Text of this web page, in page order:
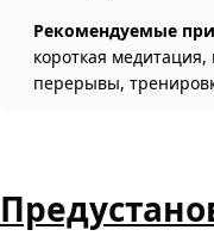
Рекомендуемые
короткая
перерывы,